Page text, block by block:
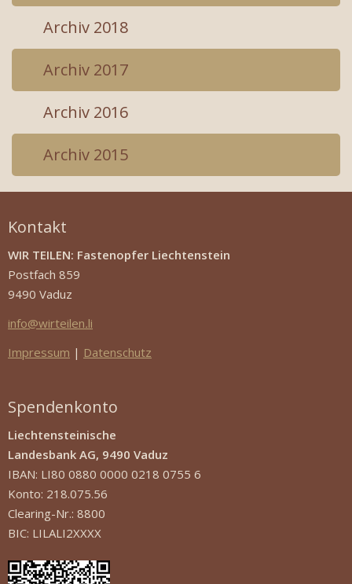
Archiv 2018
Archiv 2017
Archiv 2016
Archiv 2015
Kontakt
WIR TEILEN: Fastenopfer Liechtenstein
Postfach 859
9490 Vaduz
info@wirteilen.li
Impressum | Datenschutz
Spendenkonto
Liechtensteinische
Landesbank AG, 9490 Vaduz
IBAN: LI80 0880 0000 0218 0755 6
Konto: 218.075.56
Clearing-Nr.: 8800
BIC: LILALI2XXXX